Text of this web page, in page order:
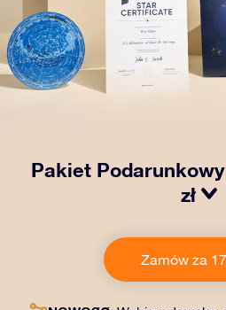
Pakiet Podarunkowy
zł
naszemu OSR Gift Pack! Ten
kopertę i spersonalizowane
wybrany adres, a także
Zamów za